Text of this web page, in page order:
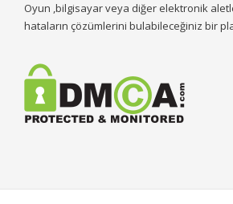
Oyun ,bilgisayar veya diğer elektronik
hataların çözümlerini bulabileceğiniz bir